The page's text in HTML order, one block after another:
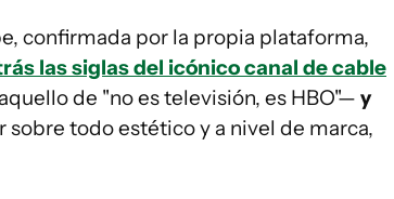
confirmada por la propia plataforma,
las siglas del icónico canal de cable
de "no es televisión, es HBO"— y
sobre todo estético y a nivel de marca,